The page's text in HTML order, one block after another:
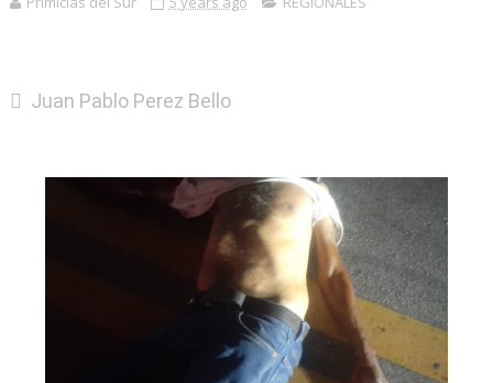
Juan Pablo Perez Bello